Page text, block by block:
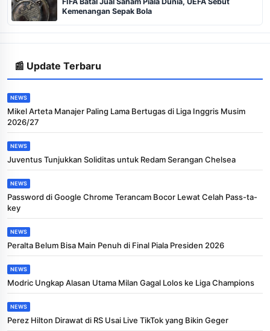
Kemenangan Sepak Bola
📰 Update Terbaru
NEWS
Mikel Arteta Manajer Paling Lama Bertugas di Liga Inggris Musim
2026/27
NEWS
Juventus Tunjukkan Soliditas untuk Redam Serangan Chelsea
NEWS
Password di Google Chrome Terancam Bocor Lewat Celah Pass-ta-
key
NEWS
Peralta Belum Bisa Main Penuh di Final Piala Presiden 2026
NEWS
Modric Ungkap Alasan Utama Milan Gagal Lolos ke Liga Champions
NEWS
Perez Hilton Dirawat di RS Usai Live TikTok yang Bikin Geger